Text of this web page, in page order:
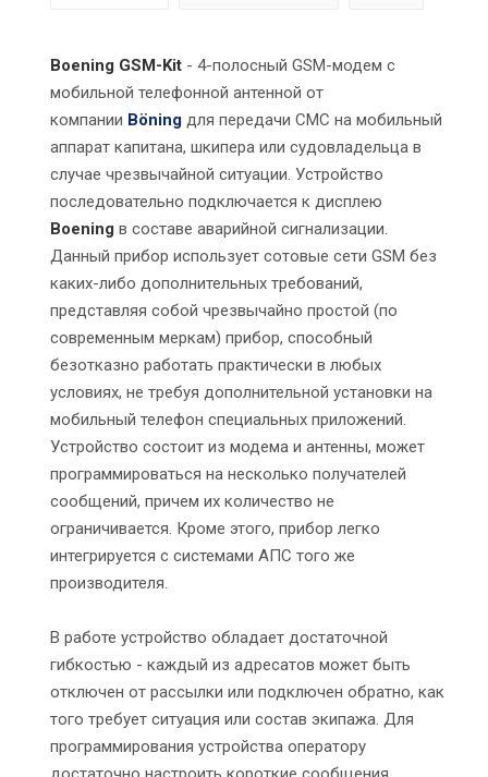
Boening GSM-Kit - 4-полосный GSM-модем с
мобильной телефонной антенной от
компании Böning для передачи СМС на мобильный
аппарат капитана, шкипера или судовладельца в
случае чрезвычайной ситуации. Устройство
последовательно подключается к дисплею
Boening в составе аварийной сигнализации.
Данный прибор использует сотовые сети GSM без
каких-либо дополнительных требований,
представляя собой чрезвычайно простой (по
современным меркам) прибор, способный
безотказно работать практически в любых
условиях, не требуя дополнительной установки на
мобильный телефон специальных приложений.
Устройство состоит из модема и антенны, может
программироваться на несколько получателей
сообщений, причем их количество не
ограничивается. Кроме этого, прибор легко
интегрируется с системами АПС того же
производителя.
В работе устройство обладает достаточной
гибкостью - каждый из адресатов может быть
отключен от рассылки или подключен обратно, как
того требует ситуация или состав экипажа. Для
программирования устройства оператору